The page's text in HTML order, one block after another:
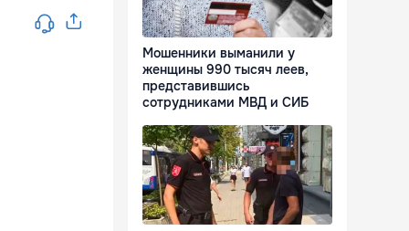
Мошенники выманили у
женщины 990 тысяч леев,
представившись
сотрудниками МВД и СИБ